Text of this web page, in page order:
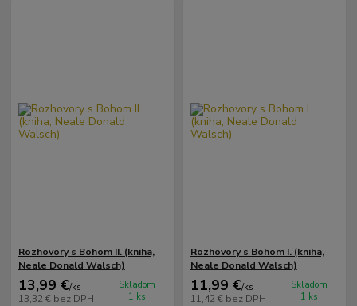
Rozhovory s Bohom II. (kniha,
Neale Donald Walsch)
13,99 €/ks
13,32 € bez DPH
Skladom
1 ks
Rozhovory s Bohom I. (kniha,
Neale Donald Walsch)
11,99 €/ks
11,42 € bez DPH
Skladom
1 ks